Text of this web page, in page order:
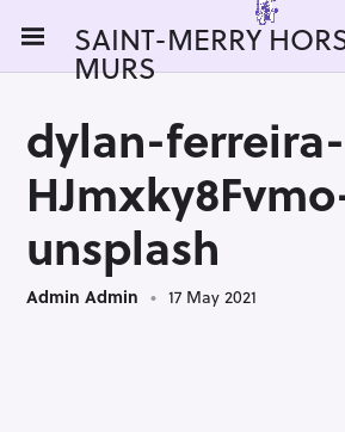
i
SAINT-MERRY
MURS
dylan-ferreira-
unsplash
Admin Admin 17 May 2021